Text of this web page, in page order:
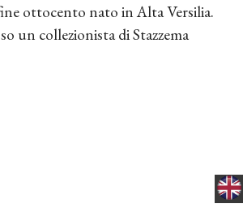
ottocento nato in Alta Versilia.
un collezionista di Stazzema